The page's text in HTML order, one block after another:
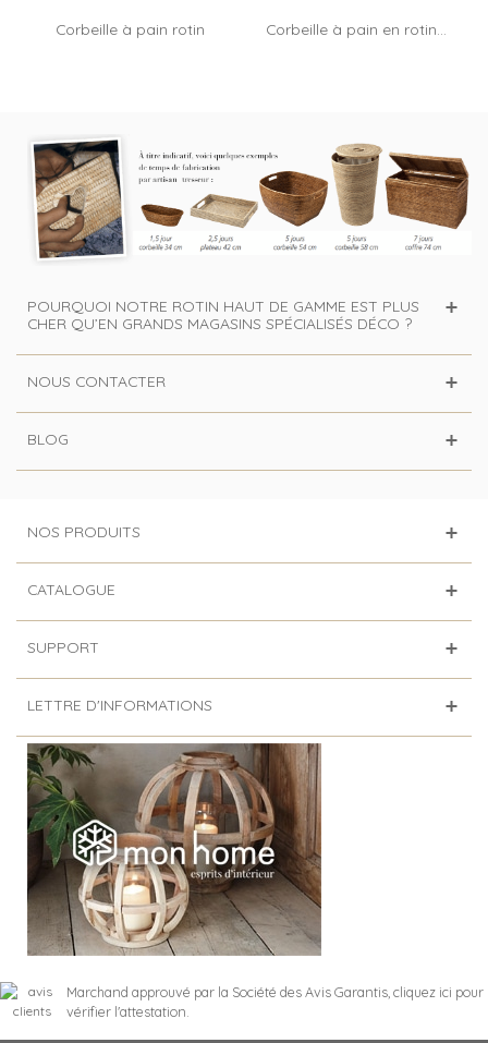
Corbeille à pain rotin
Corbeille à pain en rotin...
POURQUOI NOTRE ROTIN HAUT DE GAMME EST PLUS
CHER QU’EN GRANDS MAGASINS SPÉCIALISÉS DÉCO ?
NOUS CONTACTER
BLOG
NOS PRODUITS
CATALOGUE
SUPPORT
LETTRE D'INFORMATIONS
Marchand approuvé par la Société des Avis Garantis, cliquez ici pour
vérifier l'attestation